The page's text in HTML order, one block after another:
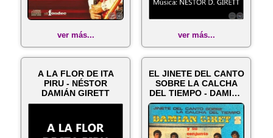
ver más... ver más...
A LA FLOR DE ITA
PIRU - NÉSTOR
DAMIÁN GIRETT
EL JINETE DEL CANTO
SOBRE LA CALCHA
DEL TIEMPO - DAMIÁN
GIRETT y ...